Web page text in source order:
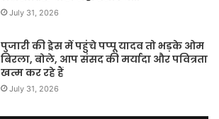
July 31, 2026
पुजारी की ड्रेस में पहुंचे पप्पू यादव तो भड़के ओम
बिरला, बोले, आप संसद की मर्यादा और पवित्रता
खत्म कर रहे हैं
July 31, 2026